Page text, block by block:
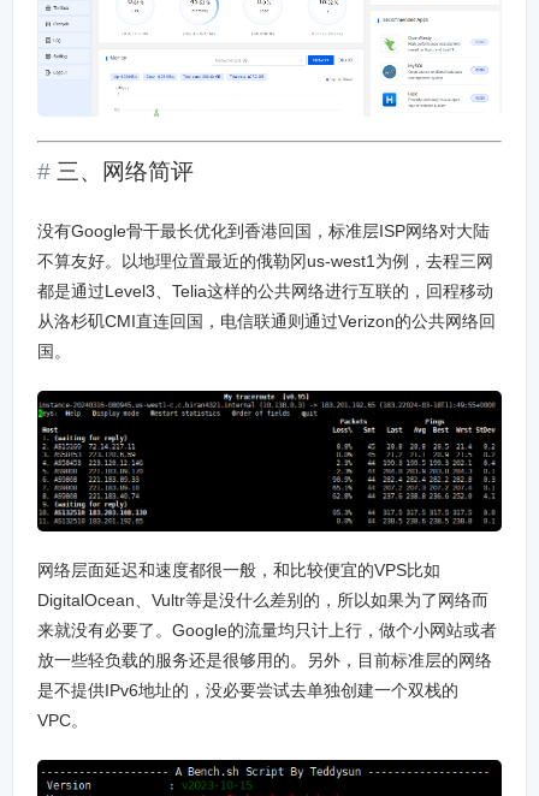
三、网络简评
没有Google骨干最长优化到香港回国，标准层ISP网络对大陆
不算友好。以地理位置最近的俄勒冈us-west1为例，去程三网
都是通过Level3、Telia这样的公共网络进行互联的，回程移动
从洛杉矶CMI直连回国，电信联通则通过Verizon的公共网络回
国。
网络层面延迟和速度都很一般，和比较便宜的VPS比如
DigitalOcean、Vultr等是没什么差别的，所以如果为了网络而
来就没有必要了。Google的流量均只计上行，做个小网站或者
放一些轻负载的服务还是很够用的。另外，目前标准层的网络
是不提供IPv6地址的，没必要尝试去单独创建一个双栈的
VPC。